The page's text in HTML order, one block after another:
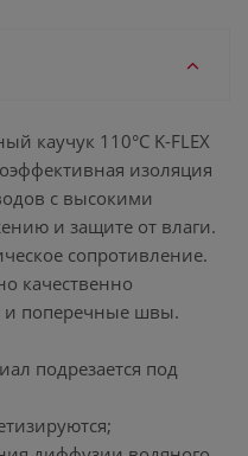
каучук 110°C K-FLEX
изоляция
с высокими
и защите от влаги.
сопротивление.
качественно
и поперечные швы.
подрезается под